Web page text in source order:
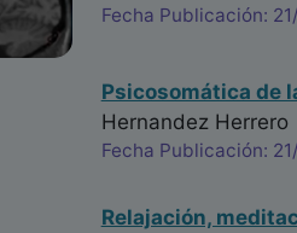
Fecha Publicación:
Psicosomática de
Hernandez Herrero
Fecha Publicación:
Relajación,